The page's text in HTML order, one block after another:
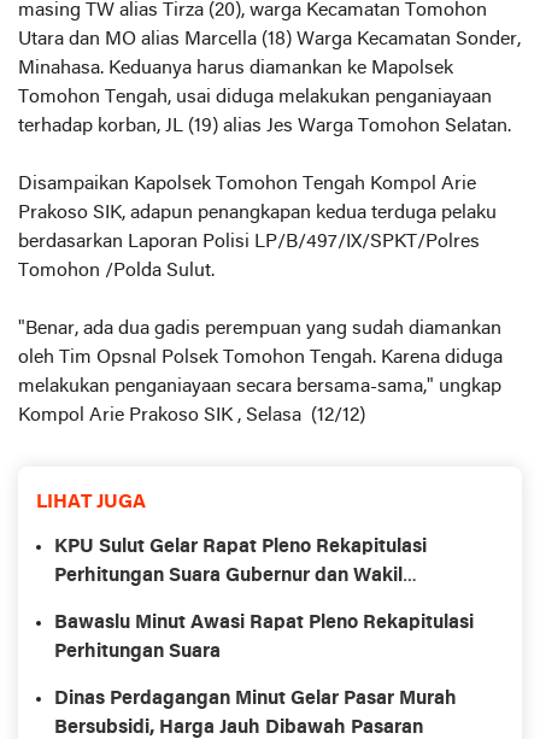
masing TW alias Tirza (20), warga Kecamatan Tomohon
Utara dan MO alias Marcella (18) Warga Kecamatan Sonder,
Minahasa. Keduanya harus diamankan ke Mapolsek
Tomohon Tengah, usai diduga melakukan penganiayaan
terhadap korban, JL (19) alias Jes Warga Tomohon Selatan.
Disampaikan Kapolsek Tomohon Tengah Kompol Arie
Prakoso SIK, adapun penangkapan kedua terduga pelaku
berdasarkan Laporan Polisi LP/B/497/IX/SPKT/Polres
Tomohon /Polda Sulut.
"Benar, ada dua gadis perempuan yang sudah diamankan
oleh Tim Opsnal Polsek Tomohon Tengah. Karena diduga
melakukan penganiayaan secara bersama-sama," ungkap
Kompol Arie Prakoso SIK , Selasa (12/12)
LIHAT JUGA
KPU Sulut Gelar Rapat Pleno Rekapitulasi
Perhitungan Suara Gubernur dan Wakil
Bawaslu Minut Awasi Rapat Pleno Rekapitulasi
Perhitungan Suara
Dinas Perdagangan Minut Gelar Pasar Murah
Bersubsidi, Harga Jauh Dibawah Pasaran